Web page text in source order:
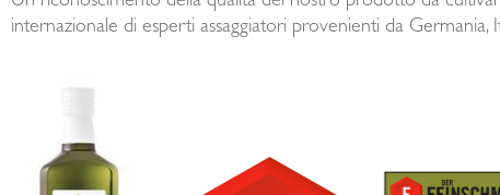
internazionale di esperti assaggiatori provenienti da Germania,